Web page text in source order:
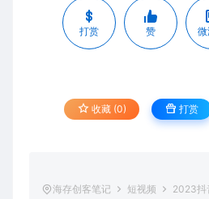
打赏 赞 微
收藏 (0) 打赏
海存创客笔记 短视频
2023抖